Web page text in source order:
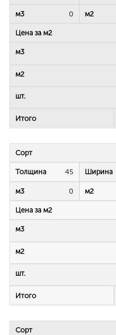
0
45
0